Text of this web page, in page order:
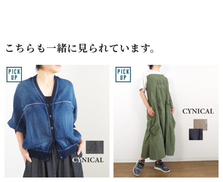
こちらも一緒に見られています。